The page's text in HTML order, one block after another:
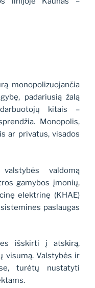
monopolizuojančia
padariusią žalą
kitais –
Monopolis,
ar privatus, visados
valdomą
gamybos įmonių,
elektrinę (KHAE)
paslaugas
išskirti į atskirą,
visumą. Valstybės ir
turėtų nustatyti